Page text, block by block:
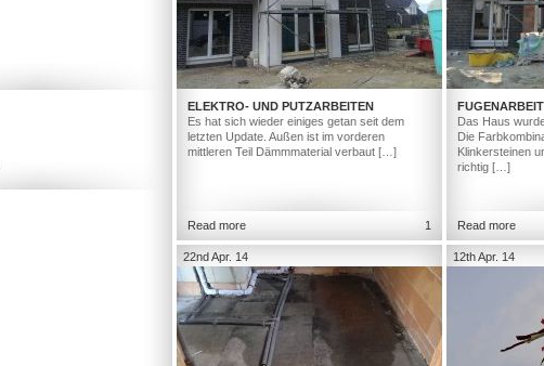
ELEKTRO- UND PUTZARBEITEN
Es hat sich wieder einiges getan seit dem
letzten Update. Außen ist im vorderen
mittleren Teil Dämmmaterial verbaut […]
Read more 1
Das Haus
Die
Klinkersteinen
richtig […]
Read more
22nd Apr. 14 12th Apr. 14